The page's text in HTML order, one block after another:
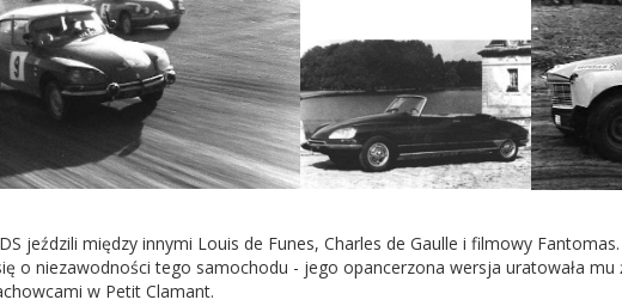
jeździli między innymi Louis de Funes, Charles de Gaulle i filmowy
o niezawodności tego samochodu - jego opancerzona wersja uratowała mu
w Petit Clamant.